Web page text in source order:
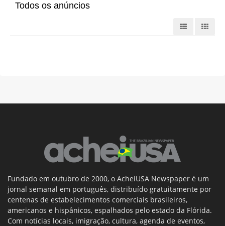
Todos os anúncios
Fundado em outubro de 2000, o AcheiUSA Newspaper é um
jornal semanal em português, distribuído gratuitamente por
centenas de estabelecimentos comerciais brasileiros,
americanos e hispânicos, espalhados pelo estado da Flórida.
Com notícias locais, imigração, cultura, agenda de eventos,